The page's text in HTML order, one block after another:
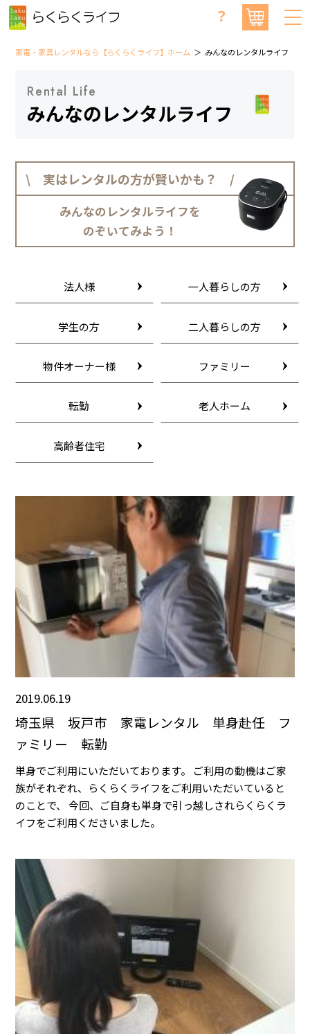
？
家電・家具レンタルなら【らくらくライフ】ホーム みんなのレンタルライフ
Rental Life
みんなのレンタルライフ
\ 実はレンタルの方が賢いかも？ /
みんなのレンタルライフを
のぞいてみよう！
法人様 一人暮らしの方
学生の方 二人暮らしの方
物件オーナー様 ファミリー
転勤 老人ホーム
高齢者住宅
2019.06.19
埼玉県 坂戸市 家電レンタル 単身赴任 フ
ァミリー 転勤
単身でご利用にいただいております。 ご利用の動機はご家
族がそれぞれ、らくらくライフをご利用いただいていると
のことで、 今回、ご自身も単身で引っ越しされらくらくラ
イフをご利用くださいました。